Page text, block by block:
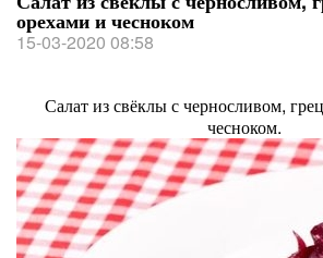
орехами и чесноком
15-03-2020 08:58
Салат из свёклы с черносливом,
чесноком.